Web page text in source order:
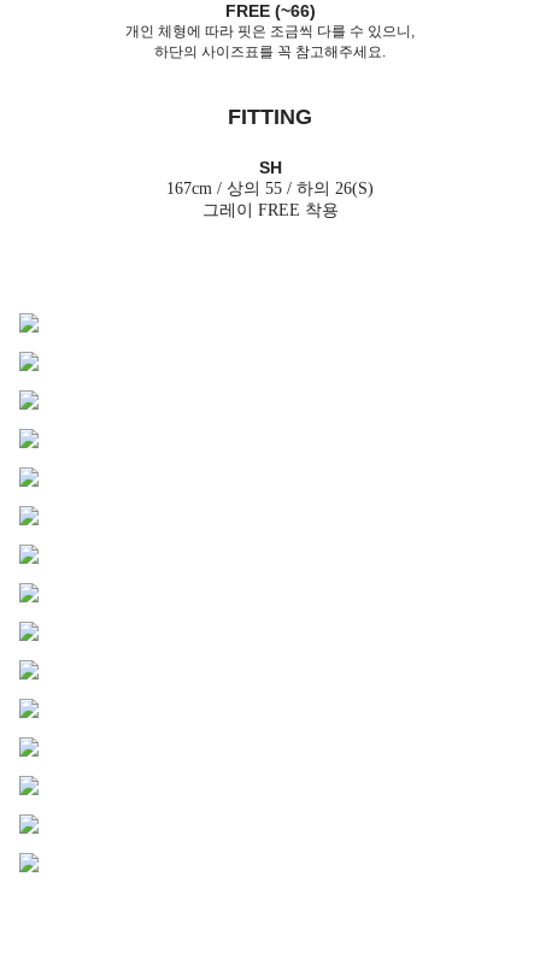
FREE (~66)
개인 체형에 따라 핏은 조금씩 다를 수 있으니,
하단의 사이즈표를 꼭 참고해주세요.
FITTING
SH
167cm / 상의 55 / 하의 26(S)
그레이 FREE 착용